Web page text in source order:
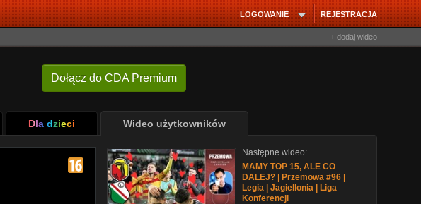
REJESTRACJA
LOGOWANIE
+ dodaj wideo
Dołącz do CDA Premium
Dla dzieci Wideo użytkowników
Następne wideo:
MAMY TOP 15, ALE CO
DALEJ? | Przemowa #96 |
Legia | Jagiellonia | Liga
Konferencji